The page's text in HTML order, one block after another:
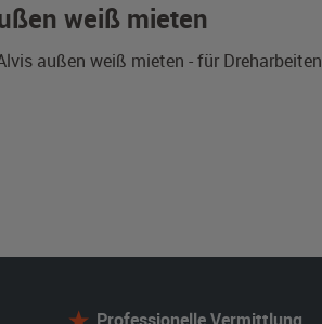
weiß mieten
außen weiß mieten - für